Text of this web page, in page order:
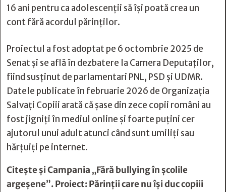
16 ani pentru ca adolescenții să își poată crea un
cont fără acordul părinților.
Proiectul a fost adoptat pe 6 octombrie 2025 de
Senat și se află în dezbatere la Camera Deputaților,
fiind susținut de parlamentari PNL, PSD și UDMR.
Datele publicate în februarie 2026 de Organizația
Salvați Copiii arată că șase din zece copii români au
fost jigniți în mediul online și foarte puțini cer
ajutorul unui adult atunci când sunt umiliți sau
hărțuiți pe internet.
Citește șiCampania „Fără bullying în şcolile
argeşene”. Proiect: Părinţii care nu îşi duc copiii